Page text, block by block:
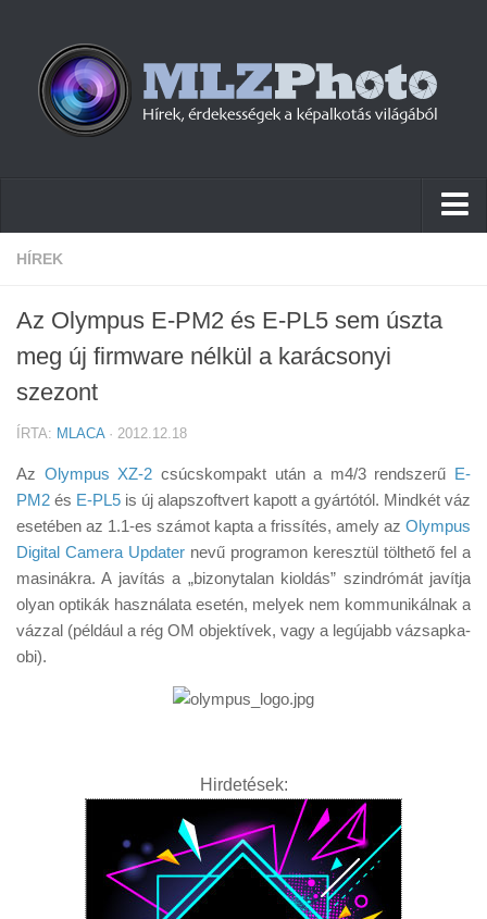
Hírek
Cikkek
Szoftver
Tanácsok
Érdekességek
Helyszíni Riport
E-BB
HÍREK
Az Olympus E-PM2 és E-PL5 sem úszta
meg új firmware nélkül a karácsonyi
szezont
ÍRTA: MLACA· 2012.12.18
Az Olympus XZ-2 csúcskompakt után a m4/3 rendszerű E-
PM2 és E-PL5 is új alapszoftvert kapott a gyártótól. Mindkét váz
esetében az 1.1-es számot kapta a frissítés, amely az Olympus
Digital Camera Updater nevű programon keresztül tölthető fel a
masinákra. A javítás a „bizonytalan kioldás” szindrómát javítja
olyan optikák használata esetén, melyek nem kommunikálnak a
vázzal (például a rég OM objektívek, vagy a legújabb vázsapka-
obi).
Hirdetések: